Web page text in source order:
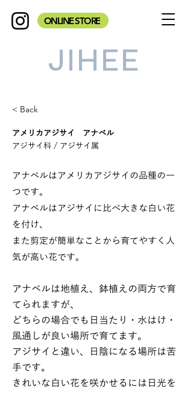
JIHEE
ONLINE STORE
< Back
アメリカアジサイ アナベル
アジサイ科 / アジサイ属
アナベルはアメリカアジサイの品種の一
つです。
アナベルはアジサイに比べ大きな白い花
を付け、
また剪定が簡単なことから育てやすく人
気が高い花です。
アナベルは地植え、鉢植えの両方で育
てられますが、
どちらの場合でも日当たり・水はけ・
風通しが良い場所で育てます。
アジサイと違い、日陰になる場所は苦
手です。
きれいな白い花を咲かせるには日光を